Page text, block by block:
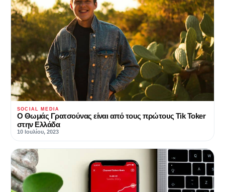
SOCIAL MEDIA
Ο Θωμάς Γρατσούνας είναι από τους πρώτους Tik Toker
στην Ελλάδα
10 Ιουλίου, 2023